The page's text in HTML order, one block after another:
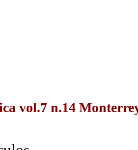
vol.7 n.14